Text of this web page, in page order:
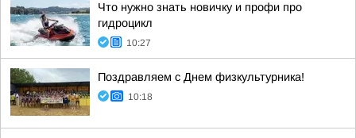
Что нужно знать новичку и профи про
гидроцикл
10:27
Поздравляем с Днем физкультурника!
10:18